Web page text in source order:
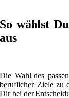
So wählst
aus
Die Wahl des
beruflichen Ziele zu
Dir bei der